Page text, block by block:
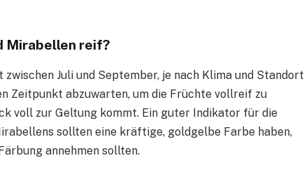
Mirabellen reif?
zwischen Juli und September, je nach Klima und Standort
Zeitpunkt abzuwarten, um die Früchte vollreif zu
voll zur Geltung kommt. Ein guter Indikator für die
sollten eine kräftige, goldgelbe Farbe haben,
annehmen sollten.